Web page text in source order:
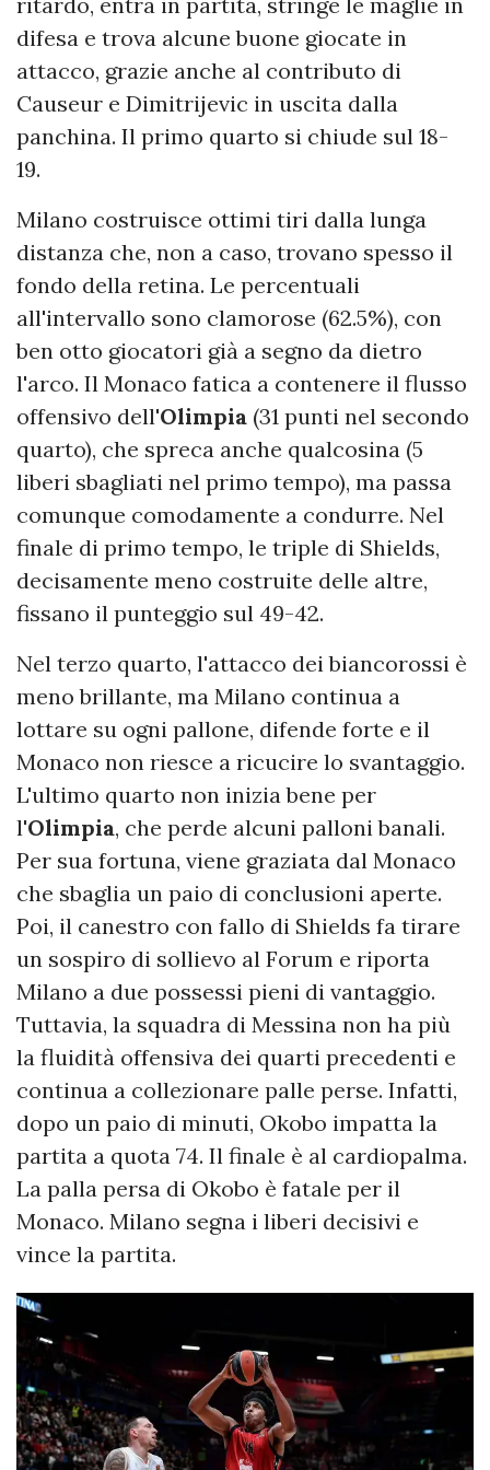
difesa e trova alcune buone giocate in
attacco, grazie anche al contributo di
Causeur e Dimitrijevic in uscita dalla
panchina. Il primo quarto si chiude sul 18-
19.
Milano costruisce ottimi tiri dalla lunga
distanza che, non a caso, trovano spesso il
fondo della retina. Le percentuali
all'intervallo sono clamorose (62.5%), con
ben otto giocatori già a segno da dietro
l'arco. Il Monaco fatica a contenere il flusso
offensivo dell'Olimpia (31 punti nel secondo
quarto), che spreca anche qualcosina (5
liberi sbagliati nel primo tempo), ma passa
comunque comodamente a condurre. Nel
finale di primo tempo, le triple di Shields,
decisamente meno costruite delle altre,
fissano il punteggio sul 49-42.
Nel terzo quarto, l'attacco dei biancorossi è
meno brillante, ma Milano continua a
lottare su ogni pallone, difende forte e il
Monaco non riesce a ricucire lo svantaggio.
L'ultimo quarto non inizia bene per
l'Olimpia, che perde alcuni palloni banali.
Per sua fortuna, viene graziata dal Monaco
che sbaglia un paio di conclusioni aperte.
Poi, il canestro con fallo di Shields fa tirare
un sospiro di sollievo al Forum e riporta
Milano a due possessi pieni di vantaggio.
Tuttavia, la squadra di Messina non ha più
la fluidità offensiva dei quarti precedenti e
continua a collezionare palle perse. Infatti,
dopo un paio di minuti, Okobo impatta la
partita a quota 74. Il finale è al cardiopalma.
La palla persa di Okobo è fatale per il
Monaco. Milano segna i liberi decisivi e
vince la partita.